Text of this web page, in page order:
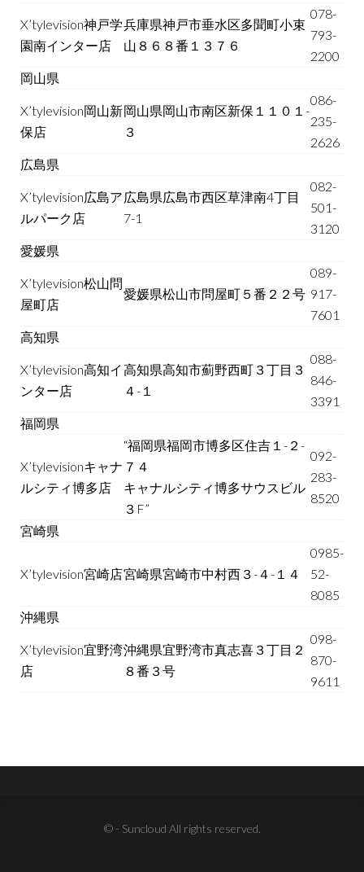
X’tylevision神戸学
園南インター店
兵庫県神戸市垂水区多聞町小束
山８６８番１３７６
078-
793-
2200
岡山県
X’tylevision岡山新
保店
岡山県岡山市南区新保１１０１-
３
086-
235-
2626
広島県
X’tylevision広島ア
ルパーク店
広島県広島市西区草津南4丁目
7-1
082-
501-
3120
愛媛県
X’tylevision松山問
屋町店
愛媛県松山市問屋町５番２２号
089-
917-
7601
高知県
X’tylevision高知イ
ンター店
高知県高知市薊野西町３丁目３
４-１
088-
846-
3391
福岡県
X’tylevisionキャナ
ルシティ博多店
“福岡県福岡市博多区住吉１-２-
７４
キャナルシティ博多サウスビル
３F”
092-
283-
8520
宮崎県
X’tylevision宮崎店宮崎県宮崎市中村西３-４-１４
0985-
52-
8085
沖縄県
X’tylevision宜野湾
店
沖縄県宜野湾市真志喜３丁目２
８番３号
098-
870-
9611
© - Suncloud All rights reserved.